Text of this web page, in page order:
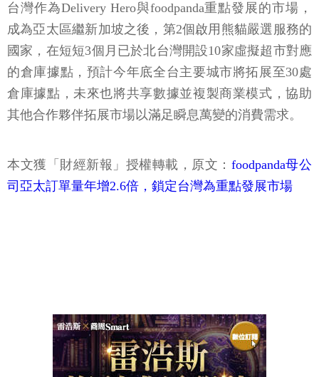
台灣作為Delivery Hero與foodpanda重點發展的市場，
成為亞太區繼新加坡之後，第2個啟用熊貓嚴選服務的
國家，在短短3個月已於北台灣開設10家虛擬超市對應
的倉庫據點，預計今年底全台主要城市將拓展至30處
倉庫據點，未來也將共享數據並複製商業模式，協助
其他合作夥伴拓展市場以滿足瞬息萬變的消費需求。
本文獲「財經新報」授權轉載，原文： foodpanda母公
司亞太訂單量年增2.6倍，鎖定台灣為重點發展市場